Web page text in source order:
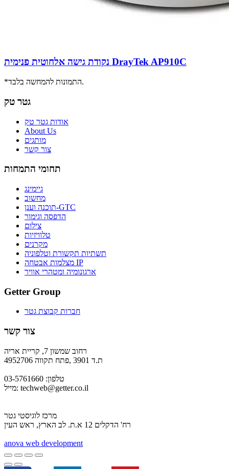
נקודת גישה אלחוטית פנימית DrayTek AP910C
*התמונות להמחשה בלבד.
גטר טק
אודות גטר טק
About Us
מותגים
צור קשר
תחומי התמחות
גיימינג
מחשוב
תוכנה וענן-GTC
הדפסה וגימור
צילום
טלוויזיות
מקרנים
תשתיות תקשורת וטלפוניה
מצלמות אבטחה IP
ארגונומיה ומטהרי אוויר
Getter Group
חברות קבוצת גטר
צור קשר
רחוב שמשון 7, קריית אריה
ת.ד 3901 ,פתח תקווה 4952706
טלפון: 03-5761660
מייל: techweb@getter.co.il
מרכז לוגיסטי גטר
רח' הדקלים 12 א.ת. לב הארץ, ראש העין
anova web development